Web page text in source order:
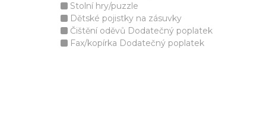
Stolní hry/puzzle
Dětské pojistky na zásuvky
Čištění oděvů Dodatečný poplatek
Fax/kopírka Dodatečný poplatek